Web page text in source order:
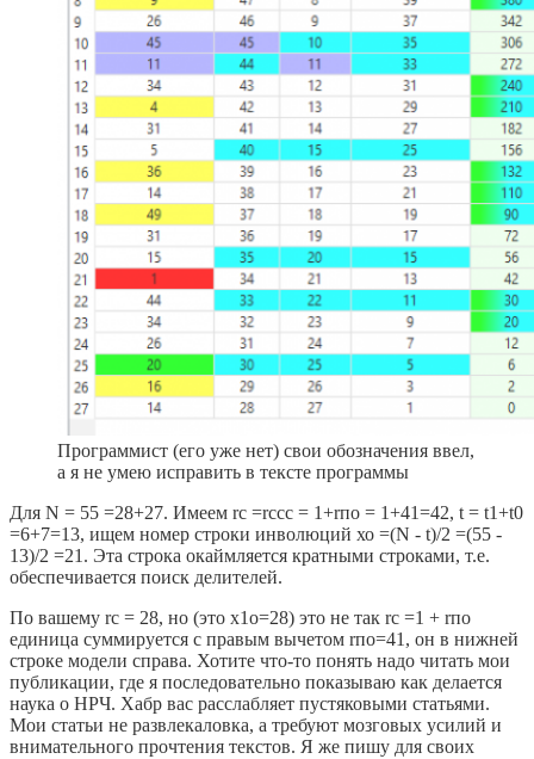
Программист (его уже нет) свои обозначения ввел,
а я не умею исправить в тексте программы
Для N = 55 =28+27. Имеем rc =rccc = 1+rпо = 1+41=42, t = t1+t0
=6+7=13, ищем номер строки инволюций хо =(N - t)/2 =(55 -
13)/2 =21. Эта строка окаймляется кратными строками, т.е.
обеспечивается поиск делителей.
По вашему rc = 28, но (это х1о=28) это не так rc =1 + rпо
единица суммируется с правым вычетом rпо=41, он в нижней
строке модели справа. Хотите что-то понять надо читать мои
публикации, где я последовательно показываю как делается
наука о НРЧ. Хабр вас расслабляет пустяковыми статьями.
Мои статьи не развлекаловка, а требуют мозговых усилий и
внимательного прочтения текстов. Я же пишу для своих